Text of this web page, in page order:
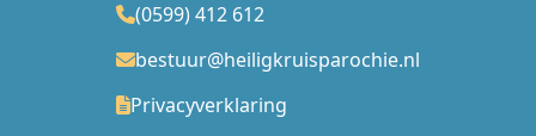
(0599) 412 612
bestuur@heiligkruisparochie.nl
Privacyverklaring